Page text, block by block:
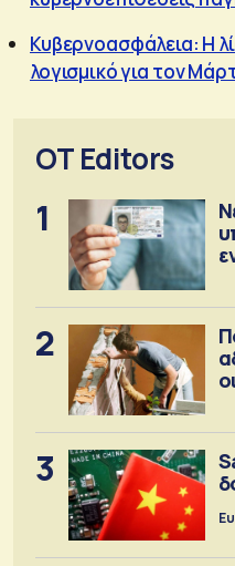
Κυβερνοασφάλεια: Η
λογισμικό για τον
OT Editors
1
2
3